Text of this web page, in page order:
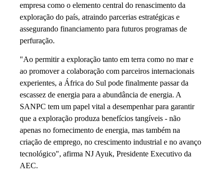
empresa como o elemento central do renascimento da
exploração do país, atraindo parcerias estratégicas e
assegurando financiamento para futuros programas de
perfuração.
"Ao permitir a exploração tanto em terra como no mar e
ao promover a colaboração com parceiros internacionais
experientes, a África do Sul pode finalmente passar da
escassez de energia para a abundância de energia. A
SANPC tem um papel vital a desempenhar para garantir
que a exploração produza benefícios tangíveis - não
apenas no fornecimento de energia, mas também na
criação de emprego, no crescimento industrial e no avanço
tecnológico", afirma NJ Ayuk, Presidente Executivo da
AEC.